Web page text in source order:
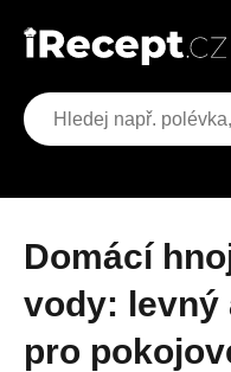
Domácí hnojivo z rýžové
vody: levný
pro